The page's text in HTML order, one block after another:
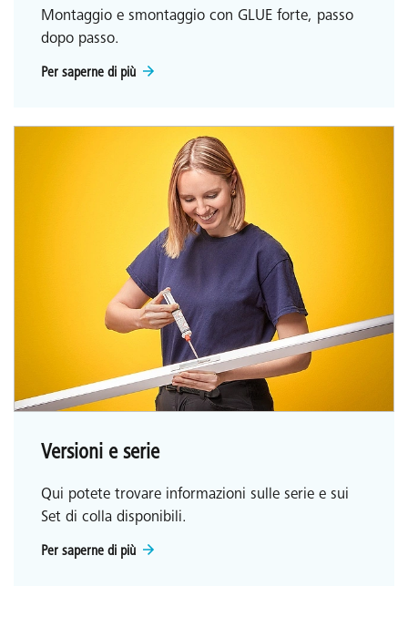
Montaggio e smontaggio con GLUE forte, passo
dopo passo.
Per saperne di più
Versioni e serie
Qui potete trovare informazioni sulle serie e sui
Set di colla disponibili.
Per saperne di più